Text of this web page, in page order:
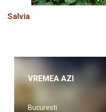
Salvia
VREMEA AZI
Bucuresti